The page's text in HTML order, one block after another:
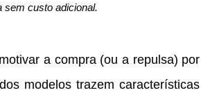
sem custo adicional.
a compra (ou a repulsa) por
modelos trazem características